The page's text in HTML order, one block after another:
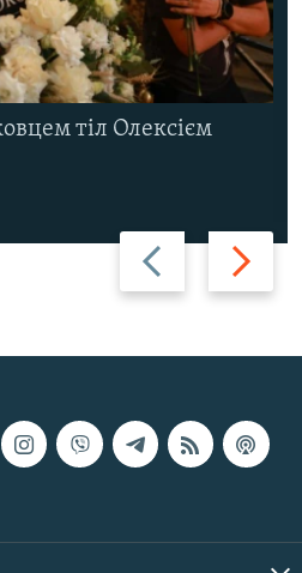
Назад Вперед
тіл Олексієм